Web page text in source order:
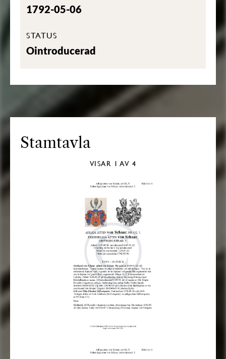
1792-05-06
STATUS
Ointroducerad
Stamtavla
VISAR 1 AV 4